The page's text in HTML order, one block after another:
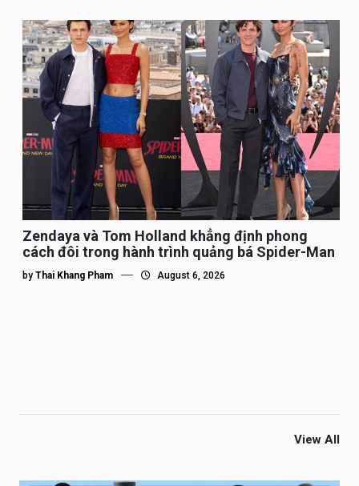
Zendaya và Tom Holland khẳng định phong
cách đôi trong hành trình quảng bá Spider-Man
by Thai Khang Pham August 6, 2026
View All